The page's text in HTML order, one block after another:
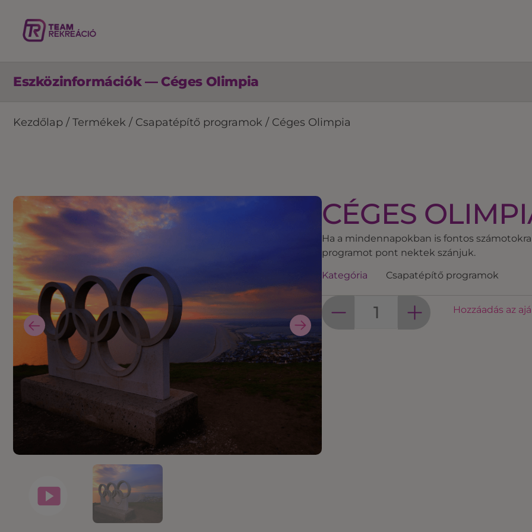
Eszközinformációk — Céges Olimpia
Kezdőlap / Termékek / Csapatépítő programok / Céges Olimpia
CÉGES
Ha a mindennapokban is fontos
programot pont nektek szánjuk.
Kategória Csapatépítő programok
Hozzáadás az